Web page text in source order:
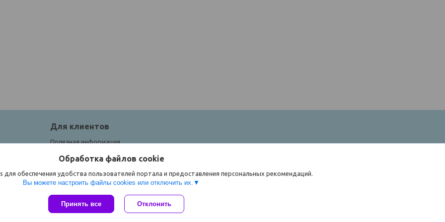
Для клиентов
Полезная информация
Сайт создан на платформе Deal.by
Политика обработки файлов cookies
Обработка файлов cookie
обеспечения удобства пользователей портала и предоставления персональных рекомендаций.
Вы можете настроить файлы cookies или отключить их.
Принять все Отклонить